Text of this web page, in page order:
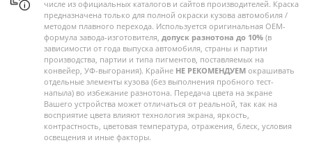
числе из официальных каталогов и сайтов производителей. Краска
предназначена только для полной окраски кузова автомобиля /
методом плавного перехода. Используется оригинальная OEM-
формула завода-изготовителя, допуск разнотона до 10% (в
зависимости от года выпуска автомобиля, страны и партии
производства, партии и типа пигментов, поставляемых на
конвейер, УФ-выгорания). Крайне НЕ РЕКОМЕНДУЕМ окрашивать
отдельные элементы кузова (без выполнения пробного тест-
напыла) во избежание разнотона. Передача цвета на экране
Вашего устройства может отличаться от реальной, так как на
восприятие цвета влияют технология экрана, яркость,
контрастность, цветовая температура, отражения, блеск, условия
освещения и иные факторы.